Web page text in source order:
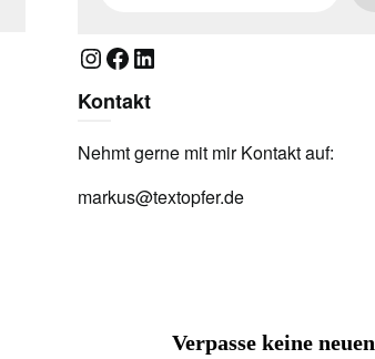
Instagram
Facebook
LinkedIn
Kontakt
Nehmt gerne mit mir Kontakt auf:
markus@textopfer.de
Verpasse keine neuen